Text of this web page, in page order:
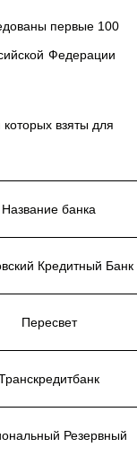
первые 100
Федерации
взяты для
Название банка
Кредитный Банк
Пересвет
Резервный